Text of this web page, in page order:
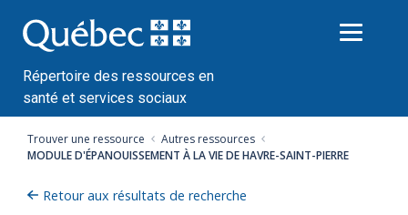
au
contenu
Répertoire des ressources en
santé et services sociaux
Trouver une ressource
Autres ressources
MODULE D'ÉPANOUISSEMENT À LA VIE DE HAVRE-SAINT-PIERRE
Retour aux résultats de recherche